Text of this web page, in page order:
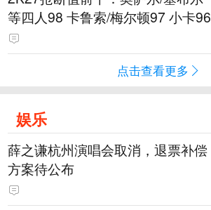
等四人98 卡鲁索/梅尔顿97 小卡96
点击查看更多
娱乐
薛之谦杭州演唱会取消，退票补偿
方案待公布